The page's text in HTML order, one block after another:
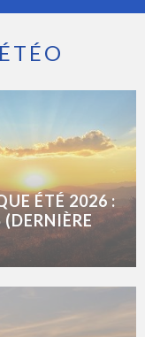
ÉTÉ 2026 :